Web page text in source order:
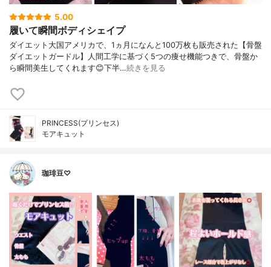
5.00
履いて瞬間ボディシェイプ
ダイエット大国アメリカで、1ヵ月になんと100万枚も販売された【骨盤
ダイエットガードル】人間工学に基づく5つの痩せ機能つきで、骨盤か
ら瞬間美生してくれます😊下半…続きを見る
PRINCESS(プリンセス)
モアキュット
珈琲豆♡